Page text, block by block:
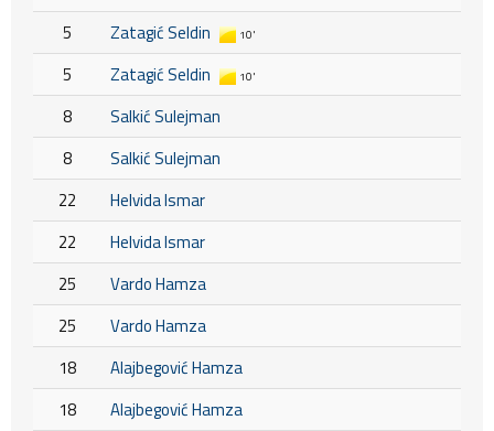
5
Zatagić Seldin 10'
5 Zatagić Seldin 10'
8
Salkić Sulejman
8
Salkić Sulejman
22
Helvida Ismar
22
Helvida Ismar
25
Vardo Hamza
25
Vardo Hamza
18
Alajbegović Hamza
18
Alajbegović Hamza